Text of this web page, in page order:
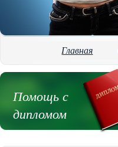
Главная
Помощь с
дипломом